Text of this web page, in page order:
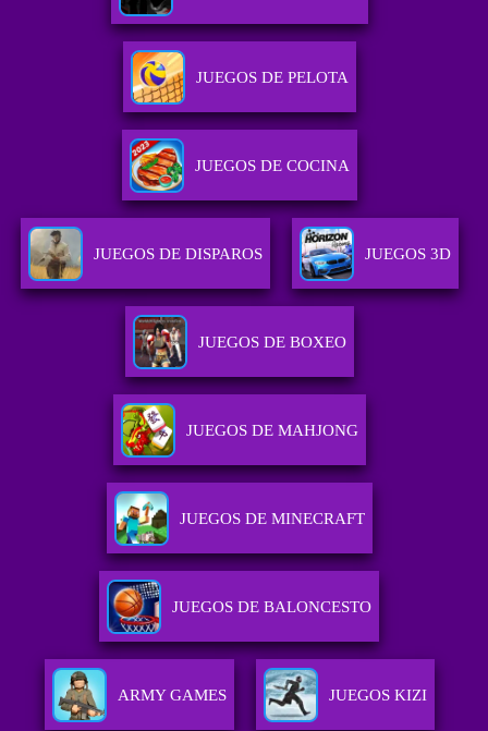
JUEGOS DE PELOTA
JUEGOS DE COCINA
JUEGOS DE DISPAROS JUEGOS 3D
JUEGOS DE BOXEO
JUEGOS DE MAHJONG
JUEGOS DE MINECRAFT
JUEGOS DE BALONCESTO
ARMY GAMES JUEGOS KIZI